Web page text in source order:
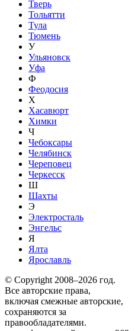
Тверь
Тольятти
Тула
Тюмень
У
Ульяновск
Уфа
Ф
Феодосия
Х
Хасавюрт
Химки
Ч
Чебоксары
Челябинск
Череповец
Черкесск
Ш
Шахты
Э
Электросталь
Энгельс
Я
Ялта
Ярославль
© Copyright 2008–2026 год.
Все авторские права,
включая смежные авторские,
сохраняются за
правообладателями.